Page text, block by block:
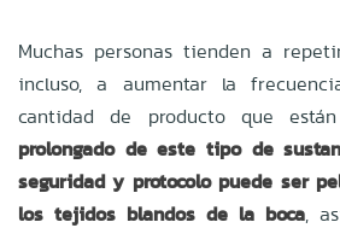
Muchas personas tienden a
incluso, a aumentar la
cantidad de producto que
prolongado de este tipo de
seguridad y protocolo puede ser
los tejidos blandos de la boca,